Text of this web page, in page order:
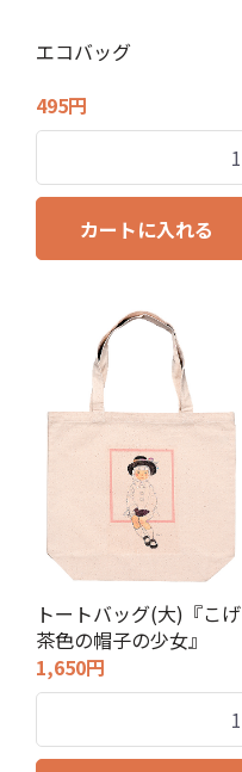
エコバッグ
495円
カートに入れる
トートバッグ(大)『こげ
茶色の帽子の少女』
1,650円